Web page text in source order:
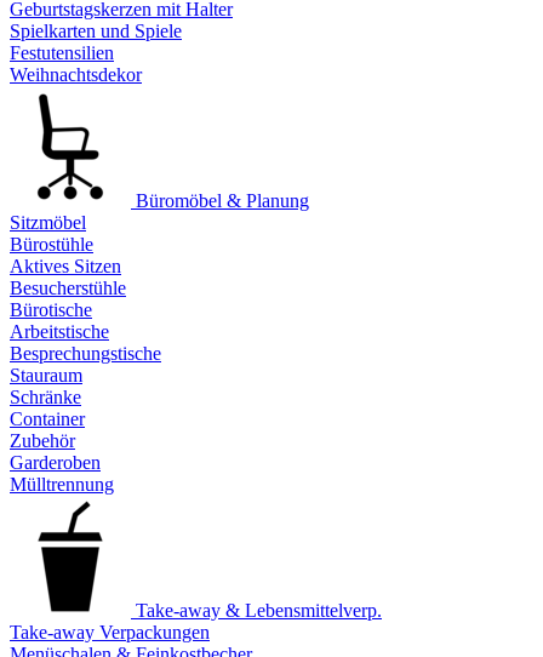
Geburtstagskerzen mit Halter
Spielkarten und Spiele
Festutensilien
Weihnachtsdekor
Büromöbel & Planung
Sitzmöbel
Bürostühle
Aktives Sitzen
Besucherstühle
Bürotische
Arbeitstische
Besprechungstische
Stauraum
Schränke
Container
Zubehör
Garderoben
Mülltrennung
Take-away & Lebensmittelverp.
Take-away Verpackungen